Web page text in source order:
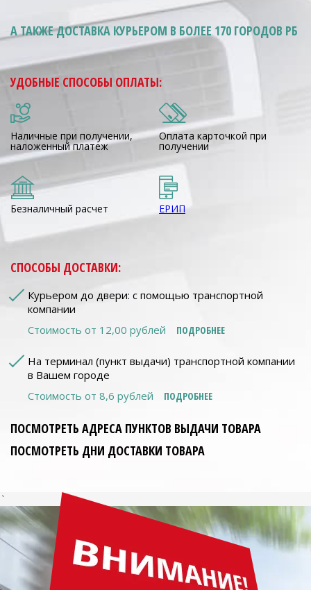
А ТАКЖЕ ДОСТАВКА КУРЬЕРОМ В БОЛЕЕ 170 ГОРОДОВ РБ
УДОБНЫЕ СПОСОБЫ ОПЛАТЫ:
Наличные при получении,
наложенный платеж
Оплата карточкой при
получении
Безналичный расчет ЕРИП
СПОСОБЫ ДОСТАВКИ:
Курьером до двери: с помощью транспортной
компании
Стоимость от 12,00 рублей
ПОДРОБНЕЕ
На терминал (пункт выдачи) транспортной компании
в Вашем городе
Стоимость от 8,6 рублей
ПОДРОБНЕЕ
ПОСМОТРЕТЬ АДРЕСА ПУНКТОВ ВЫДАЧИ ТОВАРА
ПОСМОТРЕТЬ ДНИ ДОСТАВКИ ТОВАРА
`